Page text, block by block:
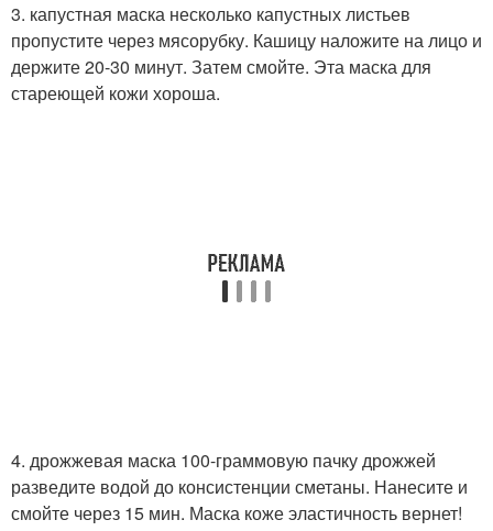
3. капустная маска несколько капустных листьев
пропустите через мясорубку. Кашицу наложите на лицо и
держите 20-30 минут. Затем смойте. Эта маска для
стареющей кожи хороша.
4. дрожжевая маска 100-граммовую пачку дрожжей
разведите водой до консистенции сметаны. Нанесите и
смойте через 15 мин. Маска коже эластичность вернет!